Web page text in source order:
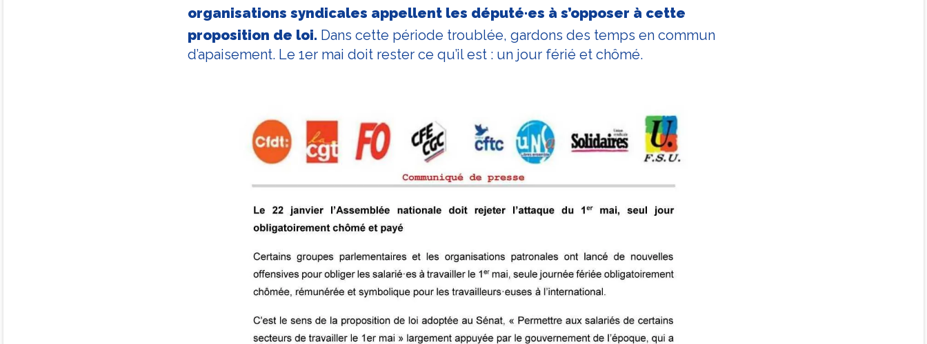
organisations syndicales appellent les député·es à s’opposer à cette
proposition de loi. Dans cette période troublée, gardons des temps en commun
d’apaisement. Le 1er mai doit rester ce qu’il est : un jour férié et chômé.